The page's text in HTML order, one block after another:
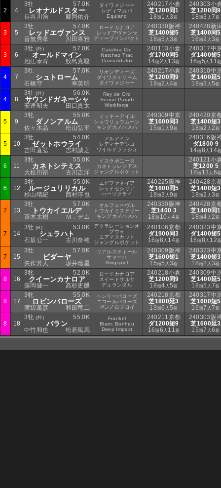
2 4
57.0K
3牡
レオナルドスター
長谷川浩 藤岡佑介
ダイワメジャー
レディマカパ
Equiano
240217小倉
芝1200同1
18頭1 人3着
240303小
芝1200同9
18頭3 人 7着
3 5
57.0K
3牡
レッドエヴァンス
音無秀孝 川田将雅
ロードカナロア
レッドアヴァンセ
ディープインパクト
240330阪神
芝1400短5
18頭5 人3着
240428新
芝1400同5
16頭2 人3着
3 6
57.0K
3牡 (外)
オールドマイン
池江泰寿 鮫島克駿
Catalina Cru
Natchez Trac
Consolidator
240113小倉
ダ1700同5
14頭2 人 13着
240317中
ダ1400短5
16頭5 人 11
4 7
57.0K
3牡
シュトローム
石橋守 幸英明
リオンディーズ
ダイワストリーム
ダイワメジャー
240217小倉
芝1200同9
18頭2 人4着
240310中
芝1400延5
18頭3 人5着
4 8
56.0K
3牡 (外)
サウンドガネーシャ
安達昭夫 田口貫太
Rey de Oro
Sound Paradi
Workforce
5 9
55.0K
3牝
ダノンアルム
佐々木晶 松山弘平
ミッキーアイル
ショウリュウムーン
キングカメハメハ
240309中京
芝1600同3
15頭1 人9着
240420京
芝1400短3
18頭2 人2着
5 10
54.0K
3牡
ゼットホウライ
吉田直弘 吉村誠之
アルアイン
レディナデシコ
ワイルドラッシュ
240316阪
ダ1800 9
14頭8 人 14
6 11
55.0K
3牝
カネトシテミス
大根田裕 古川吉洋
イスラボニータ
カネトシレジアス
ジャングルポケット
240121小
芝1200 5
18頭 13 人 6
6 12
55.0K
3牝
ルージュリリカル
杉山晴紀 西村淳也
エピファネイア
レッドセシリア
ハーツクライ
240225阪神
芝1600同5
18頭3 人9着
240428京
芝1400短3
18頭2 人3着
7 13
57.0K
3牡
トウカイエルデ
茶木太樹 Ｍ．デム
オルフェーヴル
トウカイミステリー
キングカメハメハ
240330阪神
芝1400 3
18頭 10 人 4着
240428京
芝1400同1
18頭4 人2着
7 14
53.0K
3牡 (B)
シュラハト
石坂公一 古川奈穂
デクラレーションオ
ブウォ
エアマスカット
ジャングルポケット
240106京都
ダ1900同3
16頭8 人 14着
240323中
ダ1400短5
16頭8 人 12
7 15
57.0K
3牡
ビダーヤ
矢作芳人 坂井瑠星
リアルスティール
サマーハ
Singspiel
240309阪神
芝1600短1
15頭5 人3着
240323中
芝1400短3
18頭2 人3着
8 16
52.0K
3牝
クイーンカナロア
藤岡健一 高杉吏麒
ロードカナロア
スイートサルサ
デュランダル
240218小倉
芝1200同9
18頭4 人5着
240309中
芝1400延5
18頭5 人 7着
8 17
55.0K
3牝
ロビンバローズ
渡辺薫彦 和田竜二
ヘンリーバローズ
ニコールバローズ
ゼンノロブロイ
240218京都
芝1800延3
13頭6 人5着
240317中
芝1600短5
16頭7 人 7着
8 18
55.0K
3牝 (外)
バラン
中竹和也 松若風馬
Frankel
Blanc Bonheu
Deep Impact
240211京都
ダ1200短9
16頭6 人 11着
240303阪
芝1600延3
15頭7 人6着